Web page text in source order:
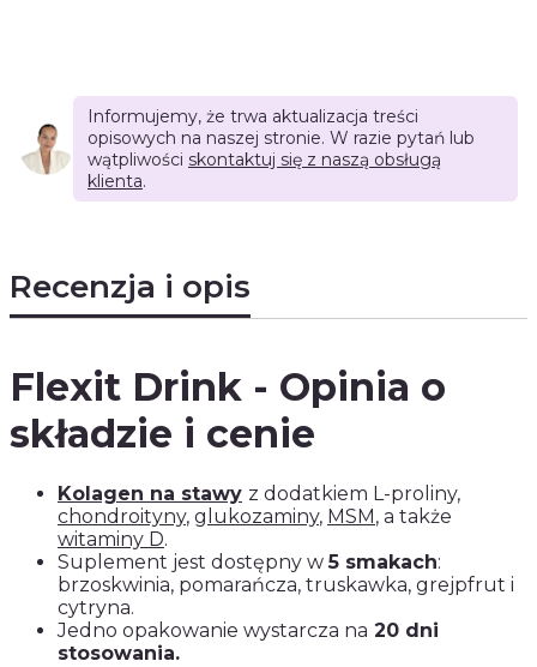
Informujemy, że trwa aktualizacja treści
opisowych na naszej stronie. W razie pytań lub
wątpliwości skontaktuj się z naszą obsługą
klienta.
Recenzja i opis
Flexit Drink - Opinia o
składzie i cenie
Kolagen na stawy z dodatkiem L-proliny,
chondroityny, glukozaminy, MSM , a także
witaminy D.
Suplement jest dostępny w5 smakach:
brzoskwinia, pomarańcza, truskawka, grejpfrut i
cytryna.
Jedno opakowanie wystarcza na 20 dni
stosowania.